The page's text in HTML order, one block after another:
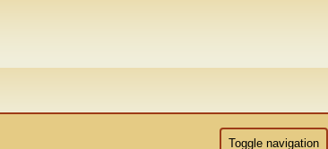
Toggle navigation